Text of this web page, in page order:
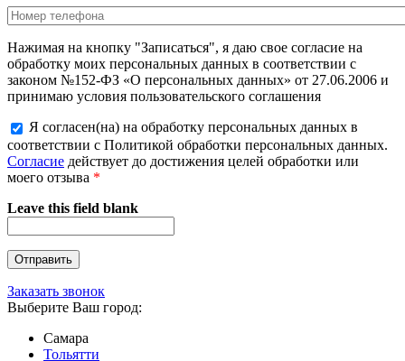
Нажимая на кнопку "Записаться", я даю свое согласие на
обработку моих персональных данных в соответствии с
законом №152-ФЗ «О персональных данных» от 27.06.2006 и
принимаю условия пользовательского соглашения
Я согласен(на) на обработку персональных данных в
соответствии с Политикой обработки персональных данных.
Согласие действует до достижения целей обработки или
моего отзыва *
Leave this field blank
Заказать звонок
Выберите Ваш город:
Самара
Тольятти